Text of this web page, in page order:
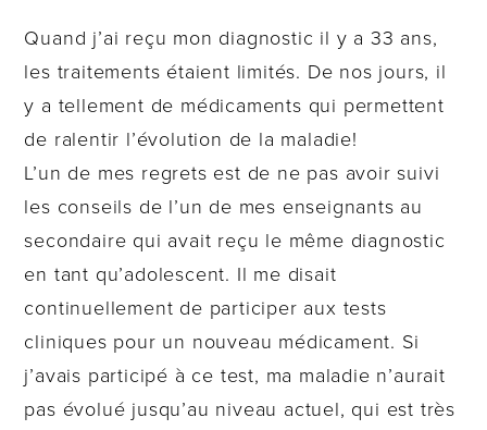
Quand j’ai reçu mon diagnostic il y a 33 ans,
les traitements étaient limités. De nos jours, il
y a tellement de médicaments qui permettent
de ralentir l’évolution de la maladie!
L’un de mes regrets est de ne pas avoir suivi
les conseils de l’un de mes enseignants au
secondaire qui avait reçu le même diagnostic
en tant qu’adolescent. Il me disait
continuellement de participer aux tests
cliniques pour un nouveau médicament. Si
j’avais participé à ce test, ma maladie n’aurait
pas évolué jusqu’au niveau actuel, qui est très